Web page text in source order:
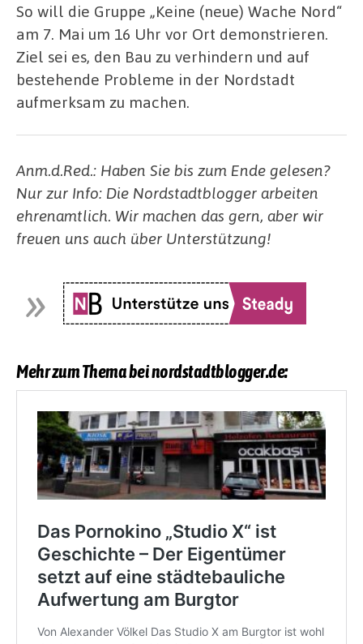
So will die Gruppe „Keine (neue) Wache Nord“
am 7. Mai um 16 Uhr vor Ort demonstrieren.
Ziel sei es, den Bau zu verhindern und auf
bestehende Probleme in der Nordstadt
aufmerksam zu machen.
Anm.d.Red.: Haben Sie bis zum Ende gelesen?
Nur zur Info: Die Nordstadtblogger arbeiten
ehrenamtlich. Wir machen das gern, aber wir
freuen uns auch über Unterstützung!
Mehr zum Thema bei nordstadtblogger.de: